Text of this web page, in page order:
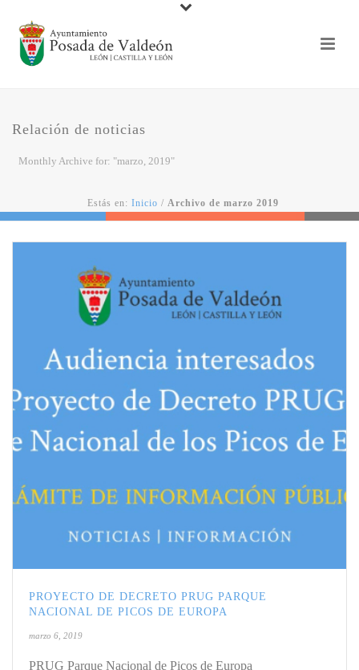
Relación de noticias
Monthly Archive for: "marzo, 2019"
Estás en: Inicio / Archivo de marzo 2019
PROYECTO DE DECRETO PRUG PARQUE
NACIONAL DE PICOS DE EUROPA
marzo 6, 2019
PRUG Parque Nacional de Picos de Europa